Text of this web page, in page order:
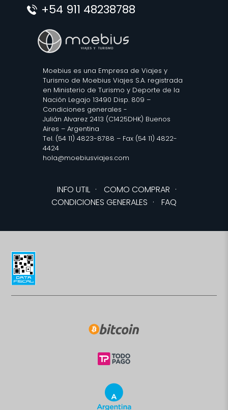
+54 911 48238788
Moebius es una Empresa de Viajes y
Turismo de Moebius Viajes S.A. registrada
en Ministerio de Turismo y Deporte de la
Nación Legajo 13490 Disp. 809 –
Condiciones generales -
Julián Alvarez 2413 (C1425DHK) Buenos
Aires – Argentina
Tel. (54 11) 4823-8788 – Fax (54 11) 4822-
4424
hola@moebiusviajes.com
INFO UTIL · COMO COMPRAR ·
CONDICIONES GENERALES · FAQ